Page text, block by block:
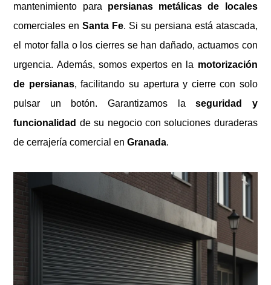
mantenimiento para persianas metálicas de locales
comerciales enSanta Fe. Si su persiana está atascada,
el motor falla o los cierres se han dañado, actuamos con
urgencia. Además, somos expertos en la motorización
de persianas, facilitando su apertura y cierre con solo
pulsar un botón. Garantizamos laseguridad y
funcionalidad de su negocio con soluciones duraderas
de cerrajería comercial enGranada.